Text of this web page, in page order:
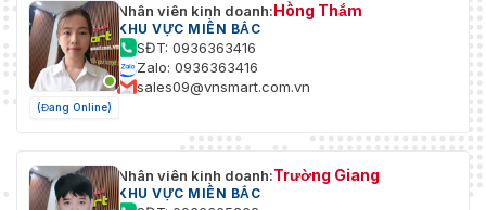
(Đang Online)
Nhân viên kinh doanh:Hồng Thắm
KHU VỰC MIỀN BẮC
SĐT: 0936363416
Zalo: 0936363416
sales09@vnsmart.com.vn
Nhân viên kinh doanh:Trường Giang
KHU VỰC MIỀN BẮC